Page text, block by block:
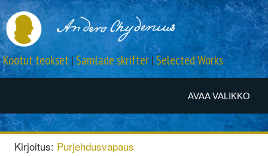
AVAA VALIKKO
Kootut teokset|Samlade skrifter|Selected Works
Kirjoitus: Purjehdusvapaus